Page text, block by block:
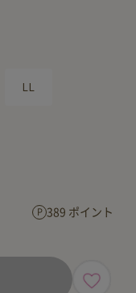
LL
389 ポイント